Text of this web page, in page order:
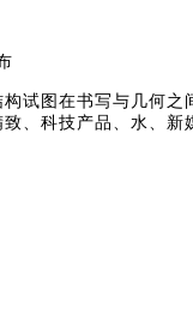
试图在书写与几何
、科技产品、水、新